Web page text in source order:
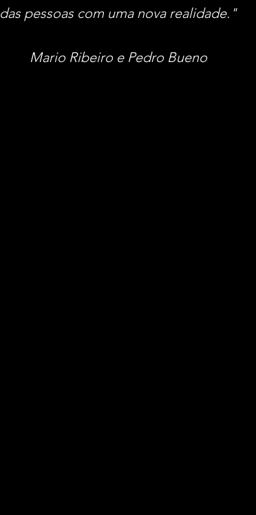
das pessoas com uma nova realidade."
Mario Ribeiro e Pedro Bueno